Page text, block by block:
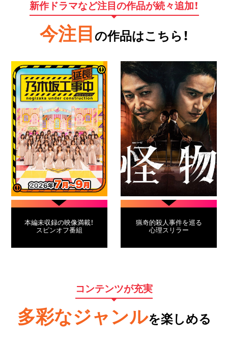
新作ドラマなど注目の作品が続々追加！
今注目 の作品はこちら！
本編未収録の映像満載！
スピンオフ番組
猟奇的殺人事件を巡る
心理スリラー
コンテンツが充実
多彩なジャンルを楽しめる